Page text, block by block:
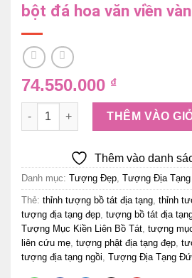
bột đá hoa văn viền
74.550.000 ₫
Tượng Địa Tạng Bồ Tát đứng đài
THÊM VÀO
Thêm vào danh
Danh mục: Tượng Đẹp Tượng Địa
Thẻ: thỉnh tượng bồ tát địa tạng thỉnh
tượng địa tạng đẹp tượng bồ tát địa
Tượng Mục Kiền Liên Bồ Tát tượng
liên cứu mẹ tượng phật địa tạng đẹp
tượng địa tạng ngồi Tượng Địa Tạng